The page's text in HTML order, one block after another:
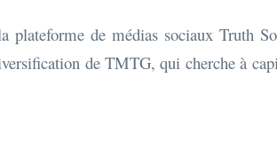
de médias sociaux Truth
de TMTG, qui cherche à